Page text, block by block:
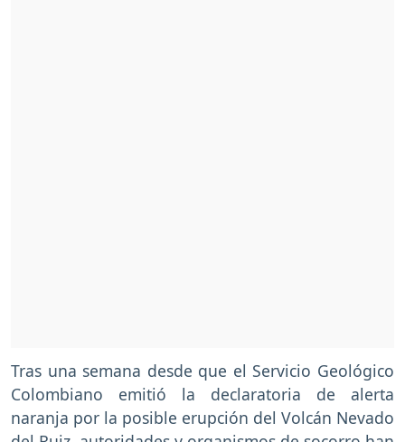
Tras una semana desde que el Servicio Geológico
Colombiano emitió la declaratoria de alerta
naranja por la posible erupción del Volcán Nevado